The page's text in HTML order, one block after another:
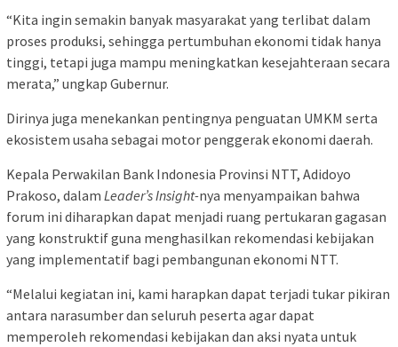
“Kita ingin semakin banyak masyarakat yang terlibat dalam
proses produksi, sehingga pertumbuhan ekonomi tidak hanya
tinggi, tetapi juga mampu meningkatkan kesejahteraan secara
merata,” ungkap Gubernur.
Dirinya juga menekankan pentingnya penguatan UMKM serta
ekosistem usaha sebagai motor penggerak ekonomi daerah.
Kepala Perwakilan Bank Indonesia Provinsi NTT, Adidoyo
Prakoso, dalam Leader’s Insight-nya menyampaikan bahwa
forum ini diharapkan dapat menjadi ruang pertukaran gagasan
yang konstruktif guna menghasilkan rekomendasi kebijakan
yang implementatif bagi pembangunan ekonomi NTT.
“Melalui kegiatan ini, kami harapkan dapat terjadi tukar pikiran
antara narasumber dan seluruh peserta agar dapat
memperoleh rekomendasi kebijakan dan aksi nyata untuk